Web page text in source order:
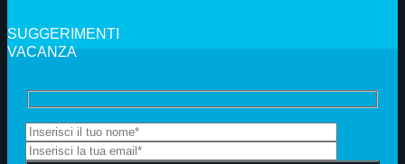
SUGGERIMENTI
VACANZA